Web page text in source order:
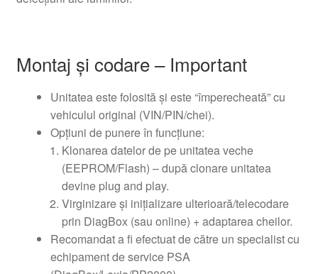
Montaj și codare – Important
Unitatea este folosită și este “împerecheată” cu
vehiculul original (VIN/PIN/chei).
Opțiuni de punere în funcțiune:
Klonarea datelor de pe unitatea veche
(EEPROM/Flash) – după clonare unitatea
devine plug and play.
Virginizare și inițializare ulterioară/telecodare
prin DiagBox (sau online) + adaptarea cheilor.
Recomandat a fi efectuat de către un specialist cu
echipament de service PSA